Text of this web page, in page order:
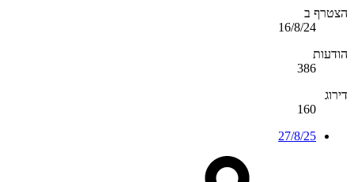
הצטרף ב
16/8/24
הודעות
386
דירוג
160
27/8/25